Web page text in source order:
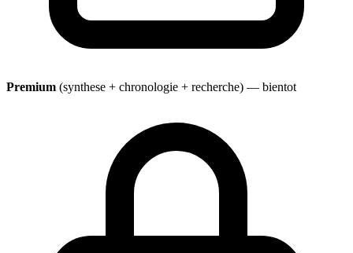
Premium (synthese + chronologie + recherche) — bientot